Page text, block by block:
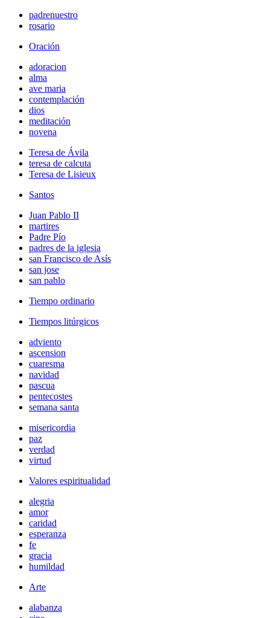
padrenuestro
rosario
Oración
adoracion
alma
ave maria
contemplación
dios
meditación
novena
Teresa de Ávila
teresa de calcuta
Teresa de Lisieux
Santos
Juan Pablo II
martires
Padre Pío
padres de la iglesia
san Francisco de Asís
san jose
san pablo
Tiempo ordinario
Tiempos litúrgicos
adviento
ascension
cuaresma
navidad
pascua
pentecostes
semana santa
misericordia
paz
verdad
virtud
Valores espiritualidad
alegria
amor
caridad
esperanza
fe
gracia
humildad
Arte
alabanza